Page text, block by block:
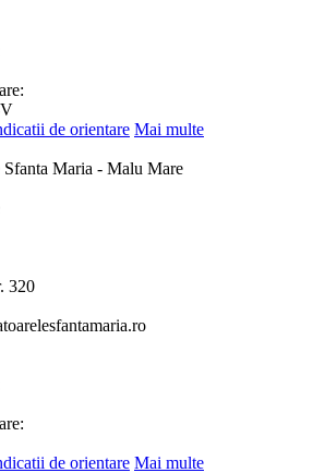
de orientare Mai multe
Sfanta Maria - Malu Mare
320
de orientare Mai multe